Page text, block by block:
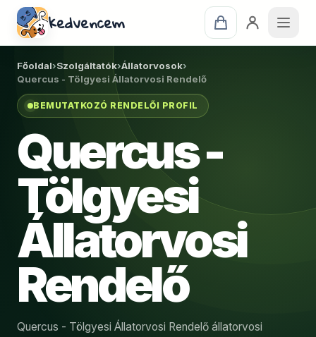
kedvencem
Főoldal›Szolgáltatók›Állatorvosok›
Quercus - Tölgyesi Állatorvosi Rendelő
BEMUTATKOZÓ RENDELŐI PROFIL
Quercus -
Tölgyesi
Állatorvosi
Rendelő
Quercus - Tölgyesi Állatorvosi Rendelő állatorvosi